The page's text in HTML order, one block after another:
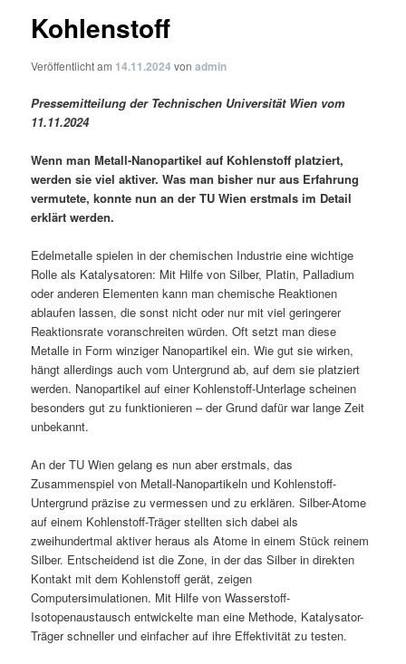
Kohlenstoff
Veröffentlicht am 14.11.2024 vonadmin
Pressemitteilung der Technischen Universität Wien vom
11.11.2024
Wenn man Metall-Nanopartikel auf Kohlenstoff platziert,
werden sie viel aktiver. Was man bisher nur aus Erfahrung
vermutete, konnte nun an der TU Wien erstmals im Detail
erklärt werden.
Edelmetalle spielen in der chemischen Industrie eine wichtige
Rolle als Katalysatoren: Mit Hilfe von Silber, Platin, Palladium
oder anderen Elementen kann man chemische Reaktionen
ablaufen lassen, die sonst nicht oder nur mit viel geringerer
Reaktionsrate voranschreiten würden. Oft setzt man diese
Metalle in Form winziger Nanopartikel ein. Wie gut sie wirken,
hängt allerdings auch vom Untergrund ab, auf dem sie platziert
werden. Nanopartikel auf einer Kohlenstoff-Unterlage scheinen
besonders gut zu funktionieren – der Grund dafür war lange Zeit
unbekannt.
An der TU Wien gelang es nun aber erstmals, das
Zusammenspiel von Metall-Nanopartikeln und Kohlenstoff-
Untergrund präzise zu vermessen und zu erklären. Silber-Atome
auf einem Kohlenstoff-Träger stellten sich dabei als
zweihundertmal aktiver heraus als Atome in einem Stück reinem
Silber. Entscheidend ist die Zone, in der das Silber in direkten
Kontakt mit dem Kohlenstoff gerät, zeigen
Computersimulationen. Mit Hilfe von Wasserstoff-
Isotopenaustausch entwickelte man eine Methode, Katalysator-
Träger schneller und einfacher auf ihre Effektivität zu testen.